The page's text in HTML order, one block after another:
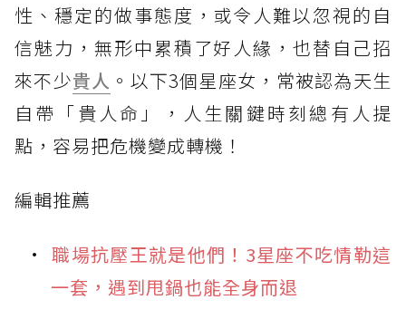
性、穩定的做事態度，或令人難以忽視的自
信魅力，無形中累積了好人緣，也替自己招
來不少貴人 。以下3個星座女，常被認為天生
自帶「貴人命」，人生關鍵時刻總有人提
點，容易把危機變成轉機！
編輯推薦
職場抗壓王就是他們！3星座不吃情勒這
一套，遇到甩鍋也能全身而退